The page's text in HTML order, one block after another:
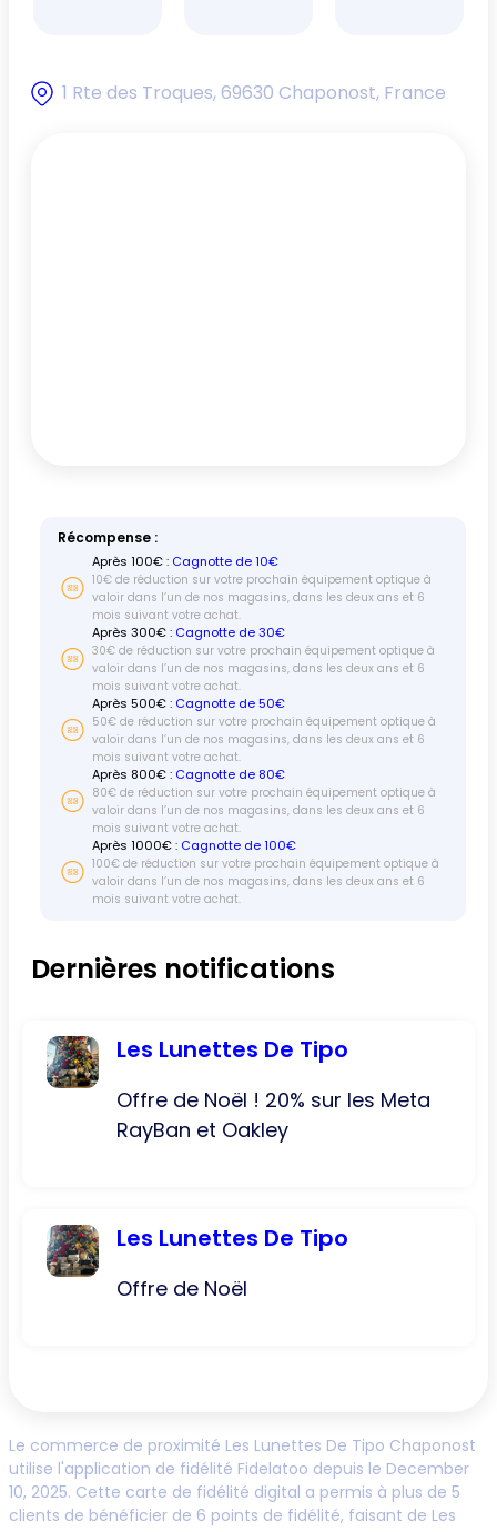
1 Rte des Troques, 69630 Chaponost, France
Récompense :
Après 100€ : Cagnotte de 10€
10€ de réduction sur votre prochain équipement optique à
valoir dans l’un de nos magasins, dans les deux ans et 6
mois suivant votre achat.
Après 300€ : Cagnotte de 30€
30€ de réduction sur votre prochain équipement optique à
valoir dans l’un de nos magasins, dans les deux ans et 6
mois suivant votre achat.
Après 500€ : Cagnotte de 50€
50€ de réduction sur votre prochain équipement optique à
valoir dans l’un de nos magasins, dans les deux ans et 6
mois suivant votre achat.
Après 800€ : Cagnotte de 80€
80€ de réduction sur votre prochain équipement optique à
valoir dans l’un de nos magasins, dans les deux ans et 6
mois suivant votre achat.
Après 1000€ : Cagnotte de 100€
100€ de réduction sur votre prochain équipement optique à
valoir dans l’un de nos magasins, dans les deux ans et 6
mois suivant votre achat.
Dernières notifications
Les Lunettes De Tipo
Offre de Noël ! 20% sur les Meta
RayBan et Oakley
Les Lunettes De Tipo
Offre de Noël
Le commerce de proximité Les Lunettes De Tipo Chaponost
utilise l'application de fidélité Fidelatoo depuis le December
10, 2025. Cette carte de fidélité digital a permis à plus de 5
clients de bénéficier de 6 points de fidélité, faisant de Les